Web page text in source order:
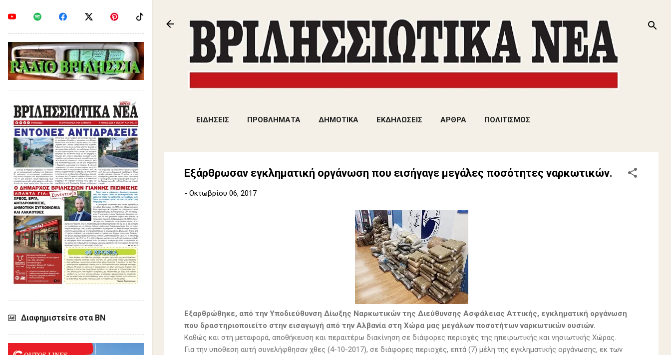
ΕΙΔΗΣΕΙΣ ΠΡΟΒΛΗΜΑΤΑ ΔΗΜΟΤΙΚΑ ΕΚΔΗΛΩΣΕΙΣ ΑΡΘΡΑ ΠΟΛΙΤΙΣΜΟΣ
Εξάρθρωσαν εγκληματική οργάνωση που εισήγαγε μεγάλες ποσότητες ναρκωτικών.
- Οκτωβρίου 06, 2017
Εξαρθρώθηκε, από την Υποδιεύθυνση Δίωξης Ναρκωτικών της Διεύθυνσης Ασφάλειας Αττικής, εγκληματική οργάνωση
που δραστηριοποιείτο στην εισαγωγή από την Αλβανία στη Χώρα μας μεγάλων ποσοτήτων ναρκωτικών ουσιών.
Καθώς και στη μεταφορά, αποθήκευση και περαιτέρω διακίνηση σε διάφορες περιοχές της ηπειρωτικής και νησιωτικής Χώρας.
Για την υπόθεση αυτή συνελήφθησαν χθες (4-10-2017), σε διάφορες περιοχές, επτά (7) μέλη της εγκληματικής οργάνωσης, εκ των
Διαφημιστείτε στα ΒΝ